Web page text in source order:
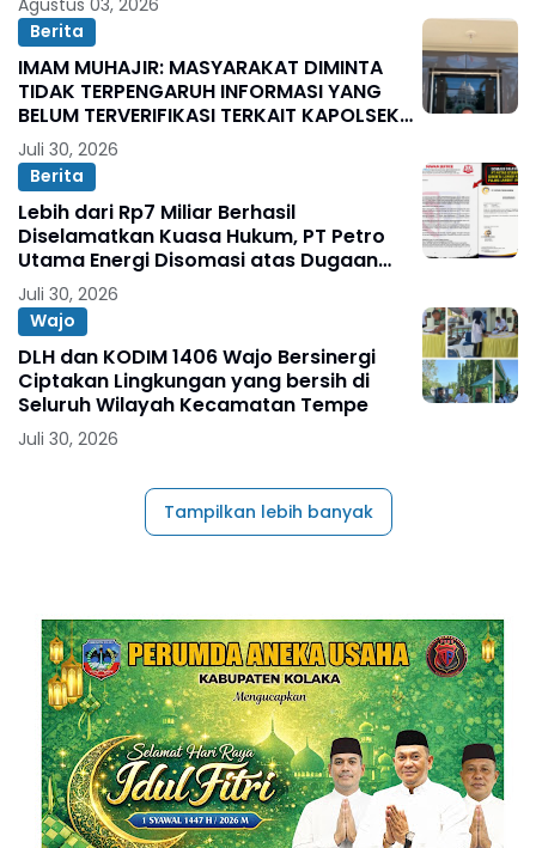
Berita
IMAM MUHAJIR: MASYARAKAT DIMINTA
TIDAK TERPENGARUH INFORMASI YANG
BELUM TERVERIFIKASI TERKAIT KAPOLSEK
BOLO
Juli 30, 2026
Berita
Lebih dari Rp7 Miliar Berhasil
Diselamatkan Kuasa Hukum, PT Petro
Utama Energi Disomasi atas Dugaan
Wanprestasi Pembayaran Success Fee
Juli 30, 2026
Wajo
DLH dan KODIM 1406 Wajo Bersinergi
Ciptakan Lingkungan yang bersih di
Seluruh Wilayah Kecamatan Tempe
Juli 30, 2026
Tampilkan lebih banyak